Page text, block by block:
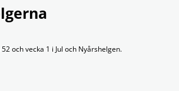
och vecka 1 i Jul och Nyårshelgen.